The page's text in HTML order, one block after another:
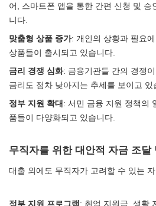
어, 스마트폰 앱을 통한 간편 신청 및 승
니다.
맞춤형 상품 증가: 개인의 상황과 필요
상품들이 출시되고 있습니다.
금리 경쟁 심화: 금융기관들 간의 경쟁
금리도 점차 낮아지는 추세를 보이고 있
정부 지원 확대 : 서민 금융 지원 정책의
품들이 다양화되고 있습니다.
무직자를 위한 대안적 자금 조달
대출 외에도 무직자가 고려할 수 있는
정부 지원 프로그램 : 취업 지원금, 생활